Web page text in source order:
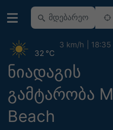
ნიადაგის
გამტარობა
Beach
32 °C
3 km/h 18:35